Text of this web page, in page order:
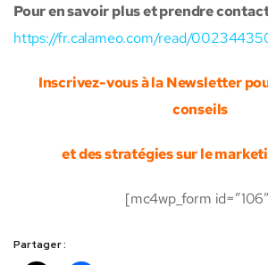
Pour en savoir plus et prendre
https://fr.calameo.com/read/
Inscrivez-vous à la Newsletter
conseils
et des stratégies sur le
[mc4wp_form
Partager :